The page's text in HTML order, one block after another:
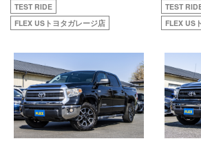
TEST RIDE
FLEX USトヨタガレージ店
TEST
FLEX US